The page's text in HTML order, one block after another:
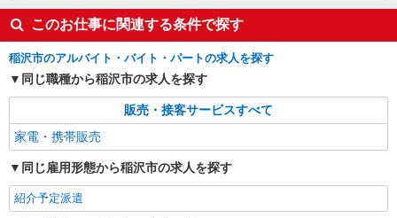
インセンティブ支給(規定有) ★月2回払い・週払い
可能（規程有）★ ゜・。○。・゜+゜・。○。・゜
+゜
キープ
このお仕事に関連する条件で探す
稲沢市のアルバイト・バイト・パートの求人を探す
同じ職種から稲沢市の求人を探す
販売・接客サービスすべて
家電・携帯販売
同じ雇用形態から稲沢市の求人を探す
紹介予定派遣